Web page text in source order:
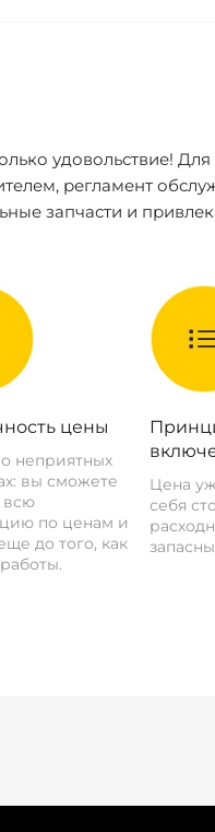
удовольствие!
регламент
запчасти и
цены
неприятных
вы сможете
всю
по ценам и
до того, как
Цена
себя